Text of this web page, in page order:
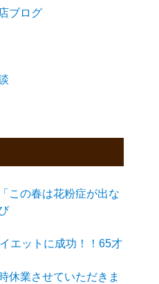
ブログ
この春は花粉症が出な
エットに成功！！65才
休業させていただきま